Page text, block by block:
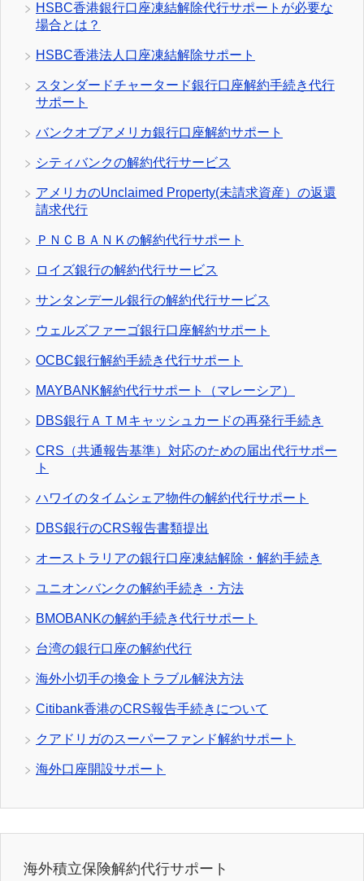
HSBC香港銀行口座凍結解除代行サポートが必要な
場合とは？
HSBC香港法人口座凍結解除サポート
スタンダードチャータード銀行口座解約手続き代行
サポート
バンクオブアメリカ銀行口座解約サポート
シティバンクの解約代行サービス
アメリカのUnclaimed Property(未請求資産）の返還
請求代行
ＰＮＣＢＡＮＫの解約代行サポート
ロイズ銀行の解約代行サービス
サンタンデール銀行の解約代行サービス
ウェルズファーゴ銀行口座解約サポート
OCBC銀行解約手続き代行サポート
MAYBANK解約代行サポート（マレーシア）
DBS銀行ＡＴＭキャッシュカードの再発行手続き
CRS（共通報告基準）対応のための届出代行サポー
ト
ハワイのタイムシェア物件の解約代行サポート
DBS銀行のCRS報告書類提出
オーストラリアの銀行口座凍結解除・解約手続き
ユニオンバンクの解約手続き・方法
BMOBANKの解約手続き代行サポート
台湾の銀行口座の解約代行
海外小切手の換金トラブル解決方法
Citibank香港のCRS報告手続きについて
クアドリガのスーパーファンド解約サポート
海外口座開設サポート
海外積立保険解約代行サポート